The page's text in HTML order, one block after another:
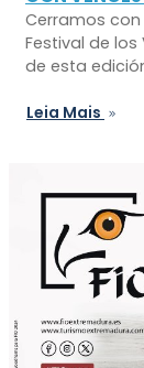
Cerramos
Festival de
de esta
Leia Mais